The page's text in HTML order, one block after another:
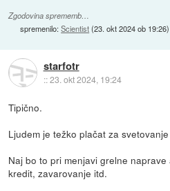
Zgodovina sprememb…
spremenilo:Scientist(23. okt 2024 ob 19:26)
starfotr
::23. okt 2024, 19:24
Tipično.
Ljudem je težko plačat za
Naj bo to pri menjavi grelne
kredit, zavarovanje itd.